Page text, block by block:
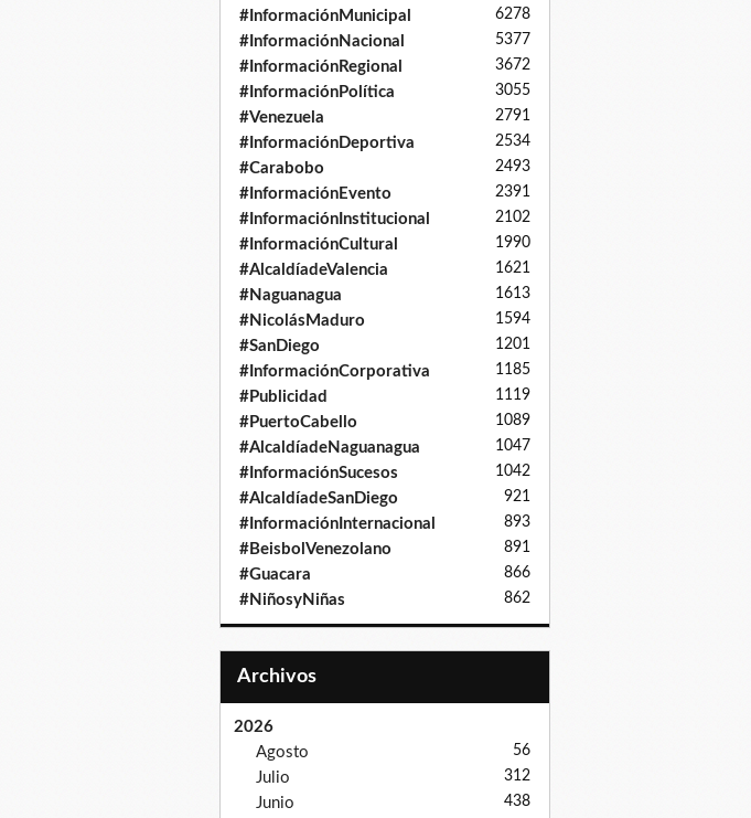
#InformaciónMunicipal 6278
#InformaciónNacional 5377
#InformaciónRegional 3672
#InformaciónPolítica 3055
#Venezuela 2791
#InformaciónDeportiva 2534
#Carabobo 2493
#InformaciónEvento 2391
#InformaciónInstitucional 2102
#InformaciónCultural 1990
#AlcaldíadeValencia 1621
#Naguanagua 1613
#NicolásMaduro 1594
#SanDiego 1201
#InformaciónCorporativa 1185
#Publicidad 1119
#PuertoCabello 1089
#AlcaldíadeNaguanagua 1047
#InformaciónSucesos 1042
#AlcaldíadeSanDiego 921
#InformaciónInternacional 893
#BeisbolVenezolano 891
#Guacara 866
#NiñosyNiñas 862
Archivos
2026
Agosto
56
Julio 312
Junio 438